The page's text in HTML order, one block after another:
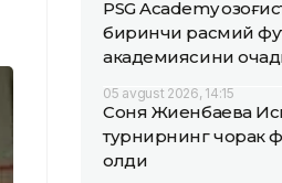
PSG Academy
биринчи расмий
академиясини
05 avgust 2026, 14:15
Соня Жиенбаева
турнирнинг чорак
олди